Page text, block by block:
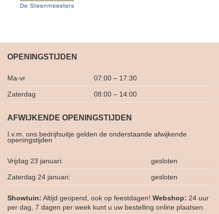
OPENINGSTIJDEN
Ma-vr 07:00 – 17:30
Zaterdag 08:00 – 14:00
AFWIJKENDE OPENINGSTIJDEN
I.v.m. ons bedrijfsuitje gelden de onderstaande afwijkende
openingstijden
Vrijdag 23 januari: gesloten
Zaterdag 24 januari: gesloten
Showtuin: Altijd geopend, ook op feestdagen! Webshop: 24 uur
per dag, 7 dagen per week kunt u uw bestelling online plaatsen.